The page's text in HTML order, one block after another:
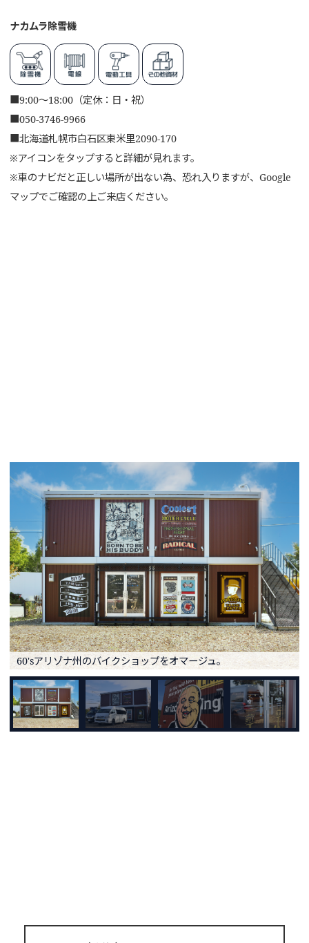
ナカムラ除雪機
■9:00～18:00（定休：日・祝）
■050-3746-9966
■北海道札幌市白石区東米里2090-170
※アイコンをタップすると詳細が見れます。
※車のナビだと正しい場所が出ない為、恐れ入りますが、Google
マップでご確認の上ご来店ください。
60'sアリゾナ州のバイクショップをオマージュ。